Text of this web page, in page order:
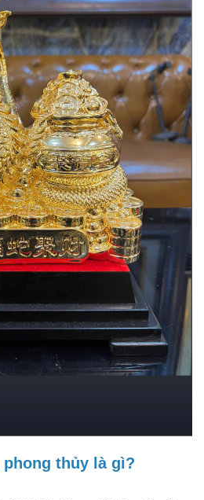
thủy là gì?